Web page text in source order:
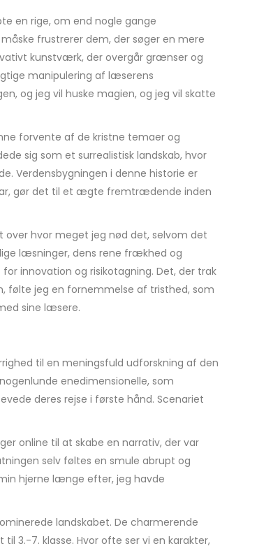
en rige, om end nogle gange
frustrerer dem, der søger en mere
kunstværk, der overgår grænser og
manipulering af læserens
og jeg vil huske magien, og jeg vil skatte
forvente af de kristne temaer og
sig som et surrealistisk landskab, hvor
Verdensbygningen i denne historie er
gør det til et ægte fremtrædende inden
hvor meget jeg nød det, selvom det
læsninger, dens rene frækhed og
innovation og risikotagning. Det, der trak
følte jeg en fornemmelse af tristhed, som
sine læsere.
til en meningsfuld udforskning af den
enedimensionelle, som
deres rejse i første hånd. Scenariet
online til at skabe en narrativ, der var
selv føltes en smule abrupt og
hjerne længe efter, jeg havde
landskabet. De charmerende
3.-7. klasse. Hvor ofte ser vi en karakter,